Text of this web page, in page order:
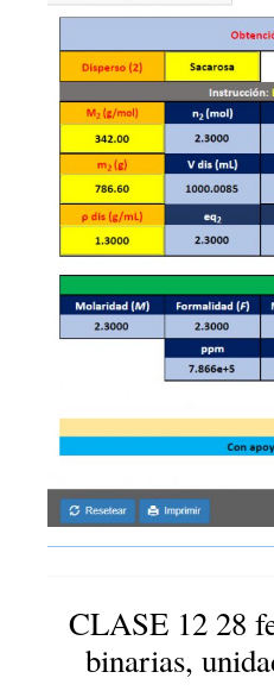
CLASE 12 28
binarias,